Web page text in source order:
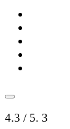
4.3 / 5. 3